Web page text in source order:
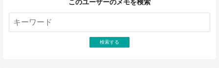
このユーザーのメモを検索
検索する